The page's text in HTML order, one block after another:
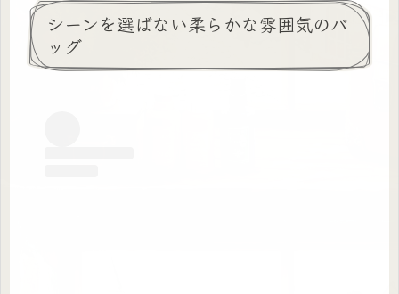
シーンを選ばない柔らかな雰囲気のバ
ッグ